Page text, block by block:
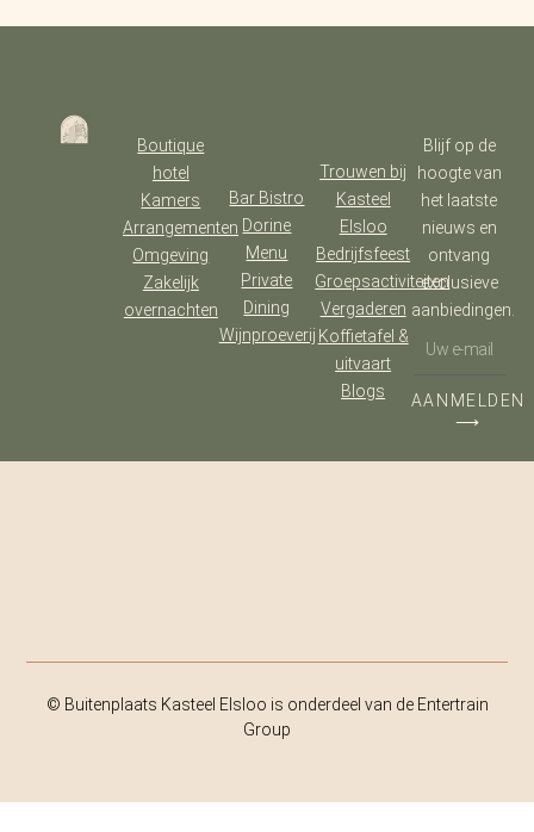
Boutique
hotel
Kamers
Arrangementen
Omgeving
Zakelijk
overnachten
Bar Bistro
Dorine
Menu
Private
Dining
Wijnproeverij
Trouwen bij
Kasteel
Elsloo
Bedrijfsfeest
Groepsactiviteiten
Vergaderen
Koffietafel &
uitvaart
Blogs
Blijf op de
hoogte van
het laatste
nieuws en
ontvang
exclusieve
aanbiedingen.
AANMELDEN
⟶
© Buitenplaats Kasteel Elsloo is onderdeel van de Entertrain
Group